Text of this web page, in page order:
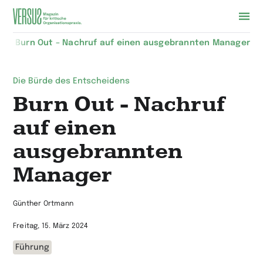
Zur
Burn Out – Nachruf auf einen ausgebrannten Manager
Die Bürde des Entscheidens
Burn Out - Nachruf
auf einen
ausgebrannten
Manager
Günther Ortmann
Freitag, 15. März 2024
Führung